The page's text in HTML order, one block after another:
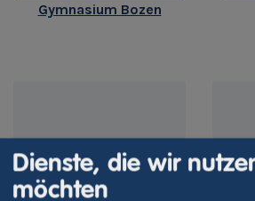
Gymnasium Bozen
Dienste, die wir
möchten